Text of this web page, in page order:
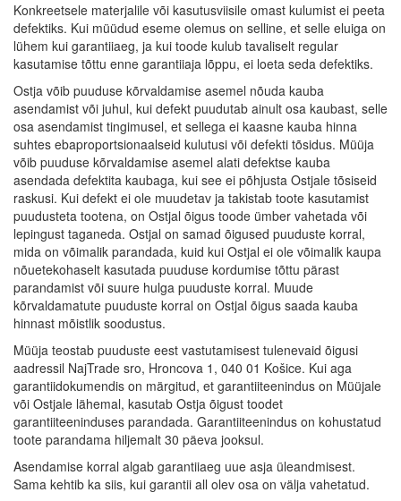
Konkreetsele materjalile või kasutusviisile omast kulumist ei peeta
defektiks. Kui müüdud eseme olemus on selline, et selle eluiga on
lühem kui garantiiaeg, ja kui toode kulub tavaliselt regular
kasutamise tõttu enne garantiiaja lõppu, ei loeta seda defektiks.
Ostja võib puuduse kõrvaldamise asemel nõuda kauba
asendamist või juhul, kui defekt puudutab ainult osa kaubast, selle
osa asendamist tingimusel, et sellega ei kaasne kauba hinna
suhtes ebaproportsionaalseid kulutusi või defekti tõsidus. Müüja
võib puuduse kõrvaldamise asemel alati defektse kauba
asendada defektita kaubaga, kui see ei põhjusta Ostjale tõsiseid
raskusi. Kui defekt ei ole muudetav ja takistab toote kasutamist
puudusteta tootena, on Ostjal õigus toode ümber vahetada või
lepingust taganeda. Ostjal on samad õigused puuduste korral,
mida on võimalik parandada, kuid kui Ostjal ei ole võimalik kaupa
nõuetekohaselt kasutada puuduse kordumise tõttu pärast
parandamist või suure hulga puuduste korral. Muude
kõrvaldamatute puuduste korral on Ostjal õigus saada kauba
hinnast mõistlik soodustus.
Müüja teostab puuduste eest vastutamisest tulenevaid õigusi
aadressil NajTrade sro, Hroncova 1, 040 01 Košice. Kui aga
garantiidokumendis on märgitud, et garantiiteenindus on Müüjale
või Ostjale lähemal, kasutab Ostja õigust toodet
garantiiteeninduses parandada. Garantiiteenindus on kohustatud
toote parandama hiljemalt 30 päeva jooksul.
Asendamise korral algab garantiiaeg uue asja üleandmisest.
Sama kehtib ka siis, kui garantii all olev osa on välja vahetatud.